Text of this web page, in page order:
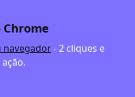
navegador- 2 cliques e